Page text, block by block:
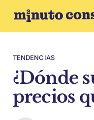
TENDENCIAS
¿Dónde
precios